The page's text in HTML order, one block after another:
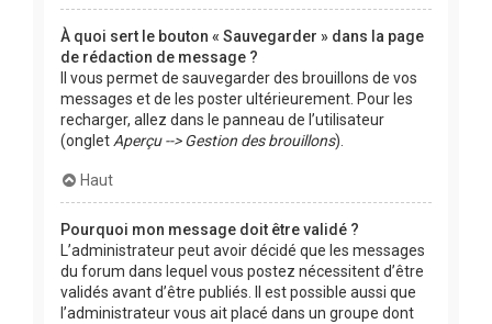
À quoi sert le bouton « Sauvegarder » dans la page
de rédaction de message ?
Il vous permet de sauvegarder des brouillons de vos
messages et de les poster ultérieurement. Pour les
recharger, allez dans le panneau de l’utilisateur
(onglet Aperçu --> Gestion des brouillons).
Haut
Pourquoi mon message doit être validé ?
L’administrateur peut avoir décidé que les messages
du forum dans lequel vous postez nécessitent d’être
validés avant d’être publiés. Il est possible aussi que
l’administrateur vous ait placé dans un groupe dont